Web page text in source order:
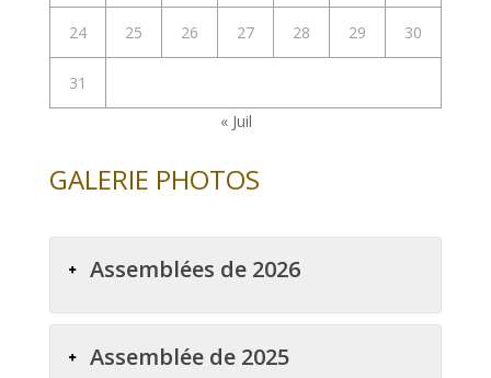
24 25 26 27 28 29 30
31
« Juil
GALERIE PHOTOS
Assemblées de 2026
Assemblée de 2025